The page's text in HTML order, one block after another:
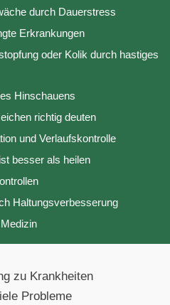
durch Dauerstress
Erkrankungen
oder Kolik durch hastiges
Hinschauens
richtig deuten
und Verlaufskontrolle
besser als heilen
Haltungsverbesserung
zu Krankheiten
Probleme